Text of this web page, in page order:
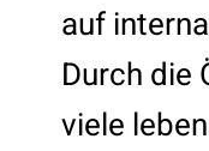
auf
Durch die
viele